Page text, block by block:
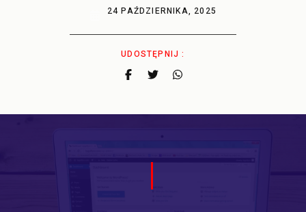
24 PAŹDZIERNIKA, 2025
UDOSTĘPNIJ :